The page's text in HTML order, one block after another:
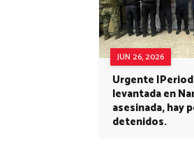
JUN 26, 2026
Urgente
levantada en
asesinada, hay
detenidos.